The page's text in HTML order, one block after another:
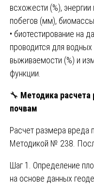
всхожести (%),
побегов (мм), биомассы
• биотестирование на
проводится для
выживаемости (%) и
функции.
🔧 Методика расчета
почвам
Расчет размера вреда
Методикой № 238.
Шаг 1. Определение
на основе данных